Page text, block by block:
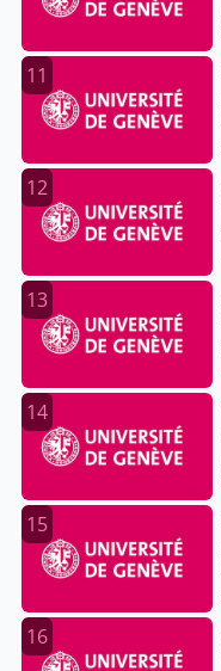
11
12
13
14
15
16